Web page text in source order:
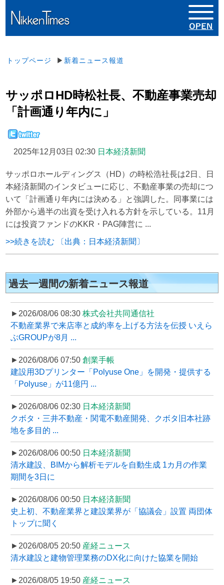
トップページ ▶ 新着ニュース報道
サッポロHD時松社長、不動産事業売却
「計画通り年内に」
2025年12月03日 02:30 日本経済新聞
サッポロホールディングス（HD）の時松浩社長は2日、日
本経済新聞のインタビューに応じ、不動産事業の売却につ
いて「計画通り年内には決める」と強調した。同事業には
外部から過半の出資を受け入れる方針を示している。11月
には投資ファンドのKKR・PAG陣営に ...
>>続きを読む 〔出典：日本経済新聞〕
過去一週間の新着ニュース報道
►2026/08/06 08:30 株式会社共同通信社
不動産業界で来店率と成約率を上げる方法を伝授 いえら
ぶGROUPが8月 ...
►2026/08/06 07:50 創業手帳
建設用3Dプリンター「Polyuse One」を開発・提供する
「Polyuse」が11億円 ...
►2026/08/06 02:30 日本経済新聞
クボタ・三井不動産・関電不動産開発、クボタ旧本社跡
地を多目的 ...
►2026/08/06 00:50 日本経済新聞
清水建設、BIMから解析モデルを自動生成 1カ月の作業
期間を3日に
►2026/08/06 00:50 日本経済新聞
史上初、不動産業界と建設業界が「協議会」設置 両団体
トップに聞く
►2026/08/05 20:50 産経ニュース
清水建設と建物管理業務のDX化に向けた協業を開始
►2026/08/05 19:50 産経ニュース